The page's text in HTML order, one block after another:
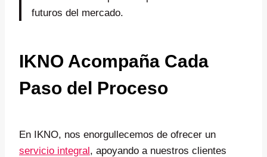
futuros del mercado.
IKNO Acompaña Cada
Paso del Proceso
En IKNO, nos enorgullecemos de ofrecer un
servicio integral, apoyando a nuestros clientes